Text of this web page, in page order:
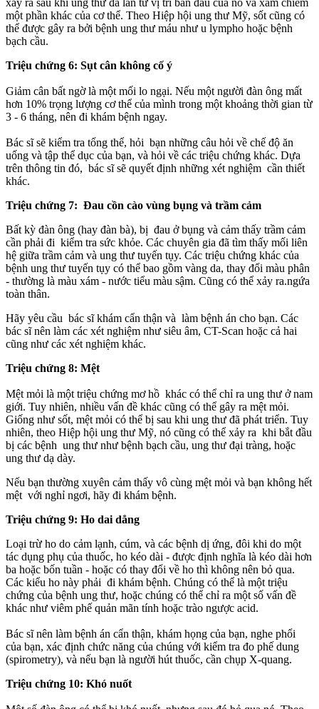
xảy ra sau khi ung thư đã lan từ vị trí ban đầu của nó và xâm chiếm
một phần khác của c‌ơ th‌ể. Theo Hiệp hội ung thư Mỹ, sốt cũng có
thể được gây ra bởi bệnh ung thư máu như u lympho hoặc bệnh
bạch cầu.
Triệu chứng 6: Sụt cân không cố ý
Giảm cân bất ngờ là một mối lo ngại. Nếu một người đàn ông mất
hơn 10% trọng lượng c‌ơ th‌ể của mình trong một khoảng thời gian từ
3 - 6 tháng, nên đi khám bệnh ngay.
Bác sĩ sẽ kiểm tra tổng thể, hỏi bạn những câu hỏi về chế độ ăn
uống và tập thể dục của bạn, và hỏi về các triệu chứng khác. Dựa
trên thông tin đó, bác sĩ sẽ quyết định những xét nghiệm cần thiết
khác.
Triệu chứng 7: Đau cồn cào vùng bụng và trầm cảm
Bất kỳ đàn ông (hay đàn bà), bị đau ở bụng và cảm thấy trầm cảm
cần phải đi kiểm tra sức khỏe. Các chuyên gia đã tìm thấy mối liên
hệ giữa trầm cảm và ung thư tuyến tụy. Các triệu chứng khác của
bệnh ung thư tuyến tụy có thể bao gồm vàng da, thay đổi màu phân
- thường là màu xám - nước tiểu màu sậm. Cũng có thể xảy ra.ngứa
toàn thân.
Hãy yêu cầu bác sĩ khám cẩn thận và làm bệnh án cho bạn. Các
bác sĩ nên làm các xét nghiệm như siêu âm, CT-Scan hoặc cả hai
cũng như các xét nghiệm khác.
Triệu chứng 8: Mệt
Mệt mỏi là một triệu chứng mơ hồ khác có thể chỉ ra ung thư ở nam
giới. Tuy nhiên, nhiều vấn đề khác cũng có thể gây ra mệt mỏi.
Giống như sốt, mệt mỏi có thể bị sau khi ung thư đã phát triển. Tuy
nhiên, theo Hiệp hội ung thư Mỹ, nó cũng có thể xảy ra khi bắt đầu
bị các bệnh ung thư như bệnh bạch cầu, ung thư đại tràng, hoặc
ung thư dạ dày.
Nếu bạn thường xuyên cảm thấy vô cùng mệt mỏi và bạn không hết
mệt với nghỉ ngơi, hãy đi khám bệnh.
Triệu chứng 9: Ho dai dẳng
Loại trừ ho do cảm lạnh, cúm, và các bệnh dị ứng, đôi khi do một
tác dụng phụ của thuốc, ho kéo dài - được định nghĩa là kéo dài hơn
ba hoặc bốn tuần - hoặc có thay đổi về ho thì không nên bỏ qua.
Các kiểu ho này phải đi khám bệnh. Chúng có thể là một triệu
chứng của bệnh ung thư, hoặc chúng có thể chỉ ra một số vấn đề
khác như viêm phế quản mãn tính hoặc trào ngược acid.
Bác sĩ nên làm bệnh án cẩn thận, khám họng của bạn, nghe phổi
của bạn, xác định chức năng của chúng với kiểm tra đo phế dung
(spirometry), và nếu bạn là người hút thuốc, cần chụp X-quang.
Triệu chứng 10: Khó nuốt